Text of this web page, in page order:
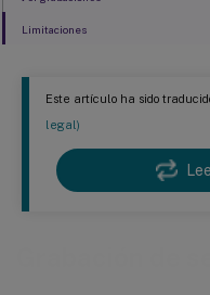
Este artículo ha sido
legal)
Limitaciones